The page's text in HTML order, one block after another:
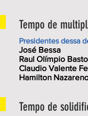
Tempo de
Presidentes dessa
José Bessa
Raul Olímpio
Claudio Valente
Hamilton
Tempo de